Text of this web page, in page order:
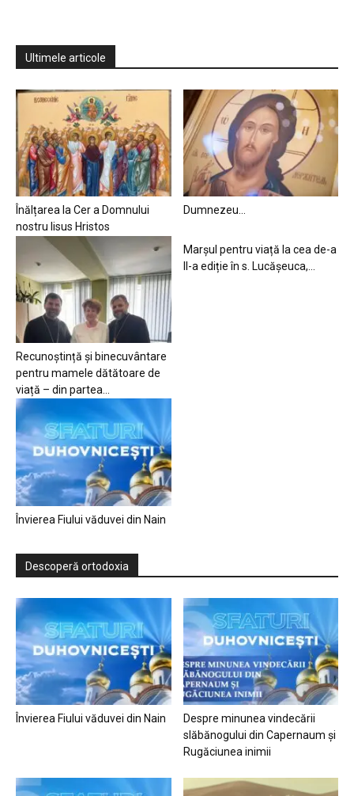
Ultimele articole
Înălțarea la Cer a Domnului
nostru Iisus Hristos
Dumnezeu…
Recunoștință și binecuvântare
pentru mamele dătătoare de
viață – din partea...
Marșul pentru viață la cea de-a
II-a ediție în s. Lucășeuca,...
Învierea Fiului văduvei din Nain
Descoperă ortodoxia
Învierea Fiului văduvei din Nain
Despre minunea vindecării
slăbănogului din Capernaum și
Rugăciunea inimii